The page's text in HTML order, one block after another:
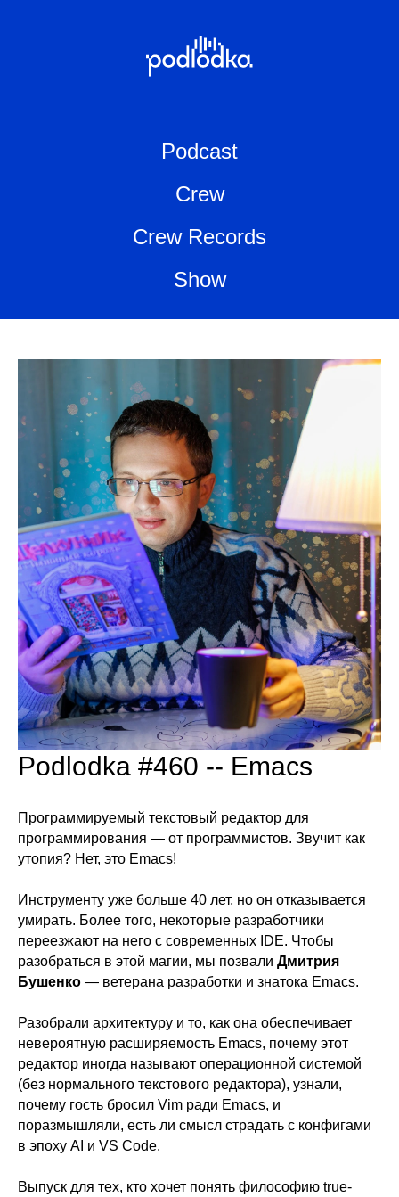
Podcast
Crew
Crew Records
Show
Podlodka #460 -- Emacs
Программируемый текстовый редактор для
программирования — от программистов. Звучит как
утопия? Нет, это Emacs!
Инструменту уже больше 40 лет, но он отказывается
умирать. Более того, некоторые разработчики
переезжают на него с современных IDE. Чтобы
разобраться в этой магии, мы позвали Дмитрия
Бушенко — ветерана разработки и знатока Emacs.
Разобрали архитектуру и то, как она обеспечивает
невероятную расширяемость Emacs, почему этот
редактор иногда называют операционной системой
(без нормального текстового редактора), узнали,
почему гость бросил Vim ради Emacs, и
поразмышляли, есть ли смысл страдать с конфигами
в эпоху AI и VS Code.
Выпуск для тех, кто хочет понять философию true-